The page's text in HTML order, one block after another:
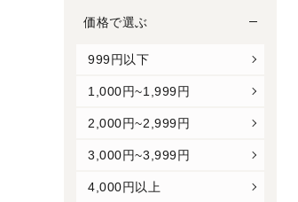
価格で選ぶ
999円以下
1,000円~1,999円
2,000円~2,999円
3,000円~3,999円
4,000円以上